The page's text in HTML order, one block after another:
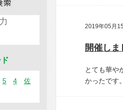
2019年05月
とても華や
かったです。
5 4
佐